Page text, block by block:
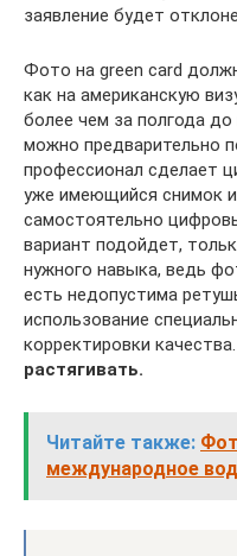
заявление будет
Фото на green card
как на американскую
более чем за полгода
можно предварительно
профессионал сделает
уже имеющийся снимок
самостоятельно
вариант подойдет,
нужного навыка, ведь
есть недопустима
использование
корректировки
растягивать.
Читайте также:
международное